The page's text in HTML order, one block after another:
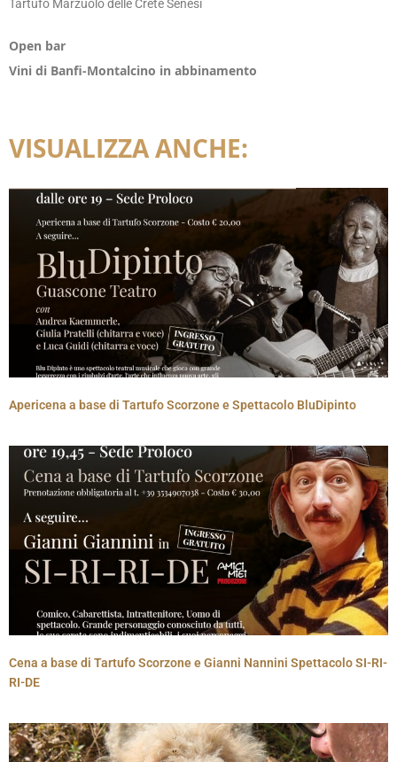
Tartufo Marzuolo delle Crete Senesi
Open bar
Vini di Banfi-Montalcino in abbinamento
VISUALIZZA ANCHE:
Apericena a base di Tartufo Scorzone e Spettacolo BluDipinto
Cena a base di Tartufo Scorzone e Gianni Nannini Spettacolo SI-RI-
RI-DE